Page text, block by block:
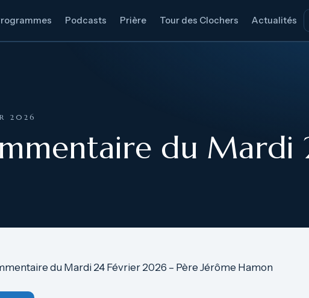
Podcasts Prière Tour des Clochers Actualités
2026
du Mardi
du Mardi 24 Février 2026 – Père Jérôme Hamon